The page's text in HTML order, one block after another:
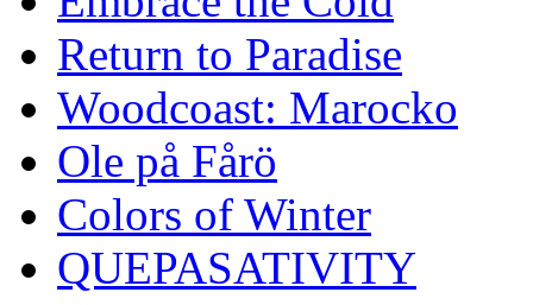
Return to Paradise
Woodcoast: Marocko
Ole på Fårö
Colors of Winter
QUEPASATIVITY